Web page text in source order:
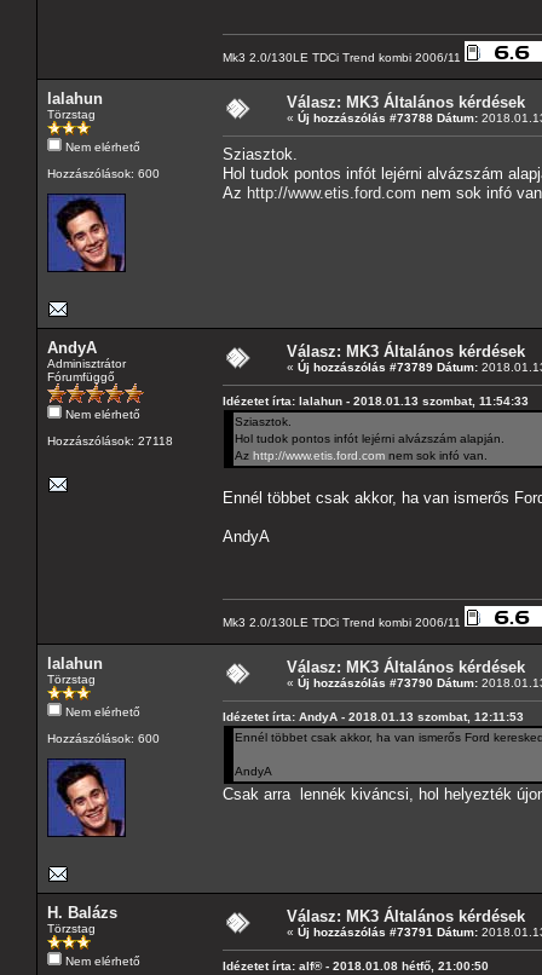
Mk3 2.0/130LE TDCi Trend kombi 2006/11
lalahun
Törzstag
Nem elérhető
Hozzászólások: 600
Válasz: MK3 Általános kérdések
« Új hozzászólás #73788 Dátum:
Sziasztok.
Hol tudok pontos infót lejérni alvázszám
Az http://www.etis.ford.com nem sok infó
AndyA
Adminisztrátor
Fórumfüggő
Nem elérhető
Hozzászólások: 27118
Válasz: MK3 Általános kérdések
« Új hozzászólás #73789 Dátum:
Idézetet írta: lalahun - 2018.01.13 szombat, 11:54:33
Sziasztok.
Hol tudok pontos infót lejérni alvázszám alapján.
Az http://www.etis.ford.com nem sok infó van.
Ennél többet csak akkor, ha van ismerős
AndyA
Mk3 2.0/130LE TDCi Trend kombi 2006/11
lalahun
Törzstag
Nem elérhető
Hozzászólások: 600
Válasz: MK3 Általános kérdések
« Új hozzászólás #73790 Dátum:
Idézetet írta: AndyA - 2018.01.13 szombat, 12:11:53
Ennél többet csak akkor, ha van ismerős Ford
AndyA
Csak arra lennék kiváncsi, hol helyezték
H. Balázs
Törzstag
Nem elérhető
Válasz: MK3 Általános kérdések
« Új hozzászólás #73791 Dátum:
Idézetet írta: alf® - 2018.01.08 hétfő, 21:00:50